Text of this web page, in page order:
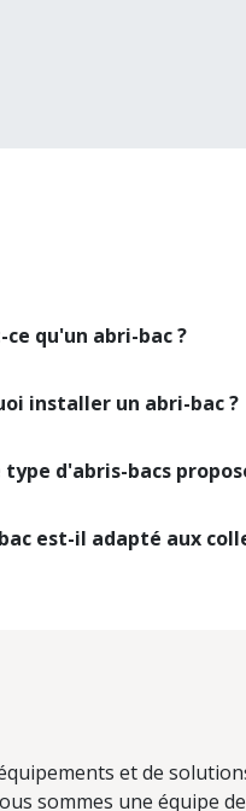
ce qu'un abri-bac ?
installer un abri-bac ?
type d'abris-bacs
bac est-il adapté aux
et de
sommes une équipe de